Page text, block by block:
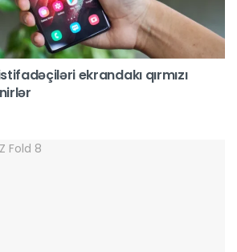
ekrandakı qırmızı